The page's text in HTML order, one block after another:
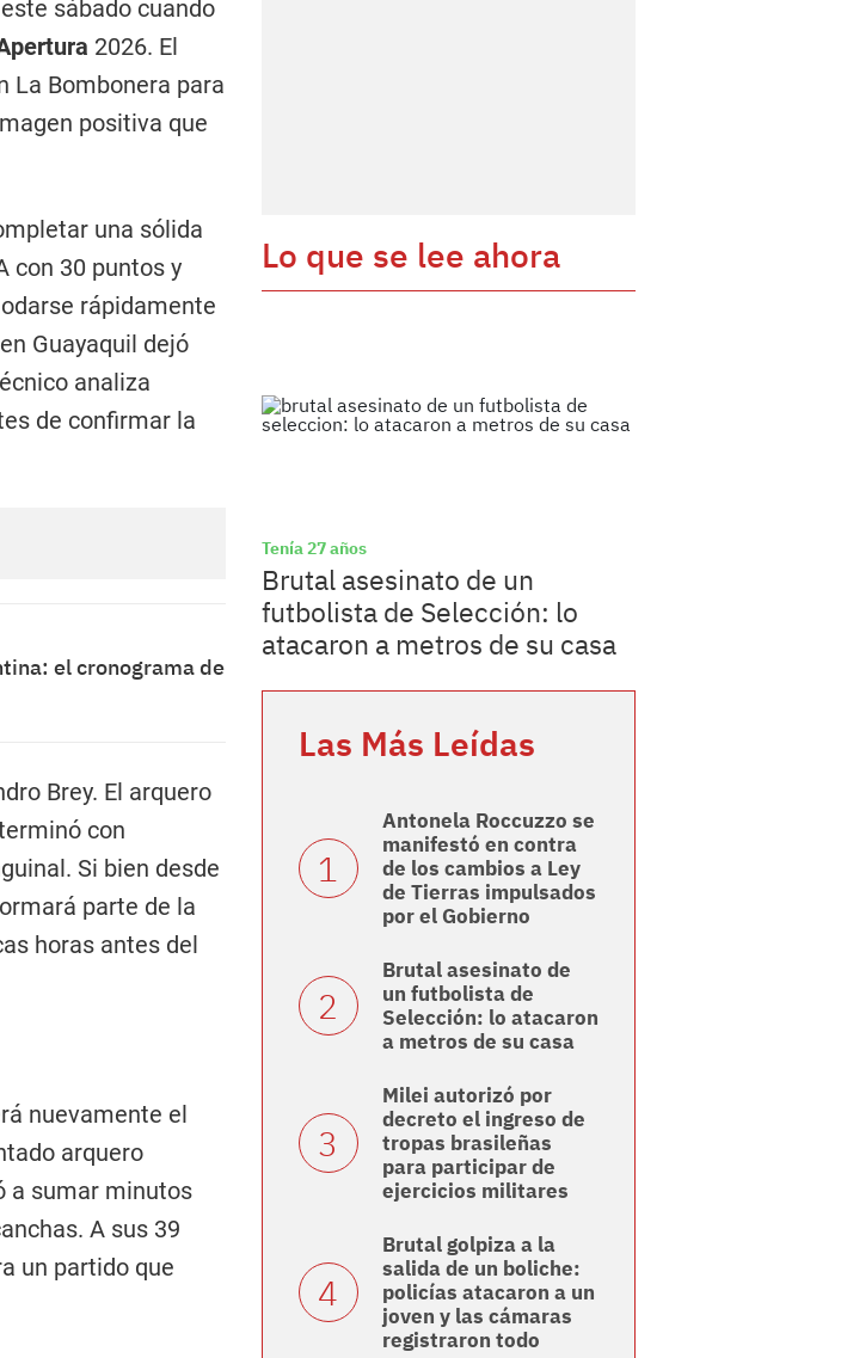
sábado cuando
2026. El
La Bombonera para
positiva que
una sólida
con 30 puntos y
rápidamente
Guayaquil dejó
analiza
de confirmar la
el cronograma de
Brey. El arquero
con
Si bien desde
parte de la
horas antes del
nuevamente el
arquero
a sumar minutos
A sus 39
un partido que
Lo que se lee ahora
Tenía 27 años
Brutal asesinato de un
futbolista de Selección: lo
atacaron a metros de su casa
Las Más Leídas
Antonela Roccuzzo se
manifestó en contra
de los cambios a Ley
de Tierras impulsados
por el Gobierno
Brutal asesinato de
un futbolista de
Selección: lo atacaron
a metros de su casa
Milei autorizó por
decreto el ingreso de
tropas brasileñas
para participar de
ejercicios militares
Brutal golpiza a la
salida de un boliche:
policías atacaron a un
joven y las cámaras
registraron todo